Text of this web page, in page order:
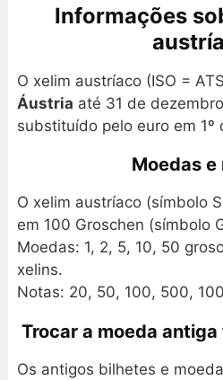
Informações
O xelim austríaco (ISO =
Áustria até 31 de
substituído pelo euro em
Moedas e
O xelim austríaco (símbolo
em 100 Groschen (símbolo
Moedas: 1, 2, 5, 10, 50
xelins.
Notas: 20, 50, 100, 500,
Trocar a moeda
Os antigos bilhetes e